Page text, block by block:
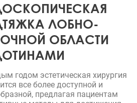
ЛОБНО-
ОБЛАСТИ
годом эстетическая хирургия
все более доступной и
предлагая пациентам